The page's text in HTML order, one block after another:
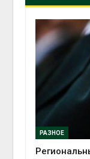
РАЗНОЕ